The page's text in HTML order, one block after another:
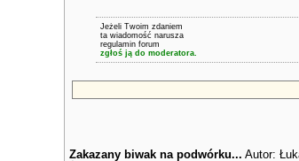
Jeżeli Twoim zdaniem
ta wiadomość narusza
regulamin forum
zgłoś ją do moderatora.
Zakazany biwak na podwórku... Autor: